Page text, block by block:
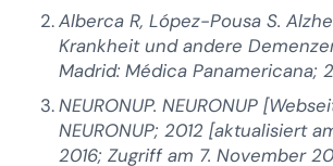
Alberca R, López-Pousa S.
Krankheit und andere
Madrid: Médica Panamericana;
NEURONUP. NEURONUP
NEURONUP; 2012 [aktualisiert
2016; Zugriff am 7. November